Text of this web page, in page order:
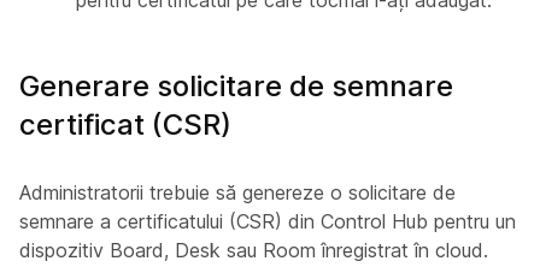
Generare solicitare de semnare
certificat (CSR)
Administratorii trebuie să genereze o solicitare de
semnare a certificatului (CSR) din Control Hub pentru un
dispozitiv Board, Desk sau Room înregistrat în cloud.